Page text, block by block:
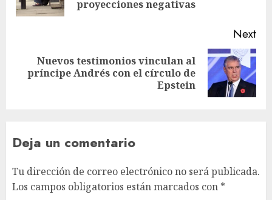
proyecciones negativas
Next
Nuevos testimonios vinculan al
príncipe Andrés con el círculo de
Epstein
Deja un comentario
Tu dirección de correo electrónico no será publicada.
Los campos obligatorios están marcados con *